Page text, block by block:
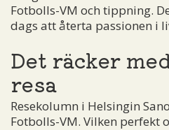
Fotbolls-VM och tippning.
dags att återta passionen i
Det räcker
resa
Resekolumn i Helsingin
Fotbolls-VM. Vilken perfekt